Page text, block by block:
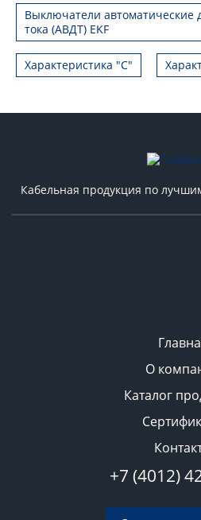
Выключатели автоматические
тока (АВДТ) EKF
Характеристика "С"
Кабельная продукция по
О
Каталог
+7 (4012)